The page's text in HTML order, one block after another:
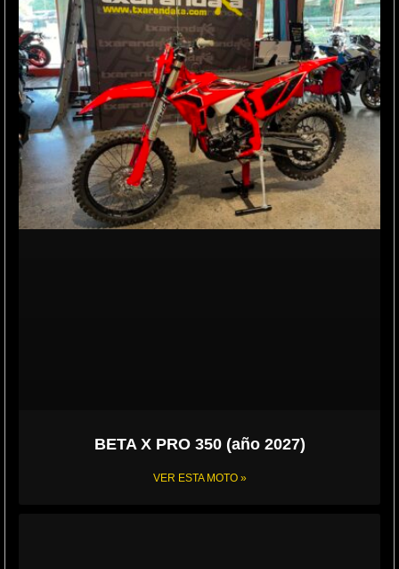
BETA X PRO 350 (año 2027)
VER ESTA MOTO »